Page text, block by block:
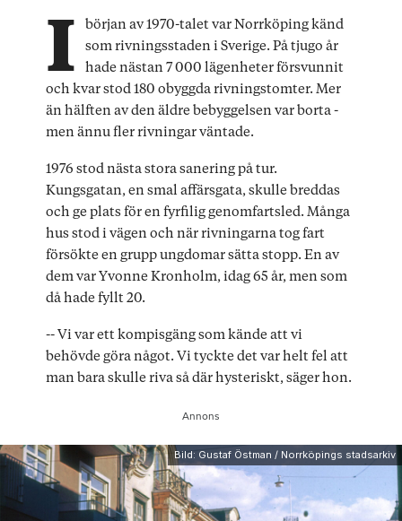
I
början av 1970-talet var Norrköping känd
som rivningsstaden i Sverige. På tjugo år
hade nästan 7 000 lägenheter försvunnit
och kvar stod 180 obyggda rivningstomter. Mer
än hälften av den äldre bebyggelsen var borta -
men ännu fler rivningar väntade.
1976 stod nästa stora sanering på tur.
Kungsgatan, en smal affärsgata, skulle breddas
och ge plats för en fyrfilig genomfartsled. Många
hus stod i vägen och när rivningarna tog fart
försökte en grupp ungdomar sätta stopp. En av
dem var Yvonne Kronholm, idag 65 år, men som
då hade fyllt 20.
-- Vi var ett kompisgäng som kände att vi
behövde göra något. Vi tyckte det var helt fel att
man bara skulle riva så där hysteriskt, säger hon.
Bild: Gustaf Östman / Norrköpings stadsarkiv